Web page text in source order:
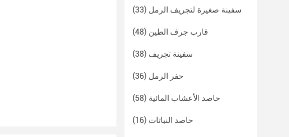
سفينة صغيرة لتجريف الرمل (33)
قارب جرف الطين (48)
سفينة تجريف (38)
حفر الرمل (36)
حاصد الأعشاب المائية (58)
حاصد النباتات (16)